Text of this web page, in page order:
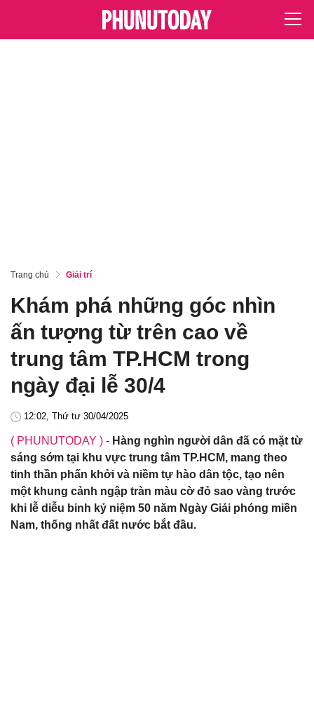
Trang chủ Giải trí
Khám phá những góc nhìn
ấn tượng từ trên cao về
trung tâm TP.HCM trong
ngày đại lễ 30/4
12:02, Thứ tư 30/04/2025
( PHUNUTODAY ) - Hàng nghìn người dân đã có mặt từ
sáng sớm tại khu vực trung tâm TP.HCM, mang theo
tinh thần phấn khởi và niềm tự hào dân tộc, tạo nên
một khung cảnh ngập tràn màu cờ đỏ sao vàng trước
khi lễ diễu binh kỷ niệm 50 năm Ngày Giải phóng miền
Nam, thống nhất đất nước bắt đầu.